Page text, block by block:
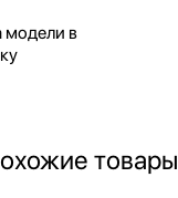
модели в
товары